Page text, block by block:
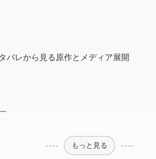
バレから見る原作とメディア展開
もっと見る